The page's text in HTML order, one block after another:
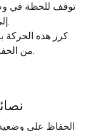
توقف للحظة في
إلى وضع البداية، مع تمديد ساقيك بالكامل.
كرر هذه الحركة
من الحفاظ على الشكل المناسب طوال التمرين.
الحفاظ على